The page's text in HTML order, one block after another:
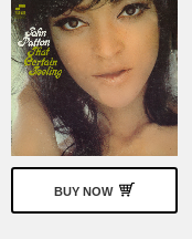
BUY NOW